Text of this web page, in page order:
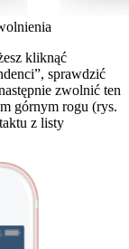
kliknąć
sprawdzić
zwolnić ten
górnym rogu (rys.
z listy